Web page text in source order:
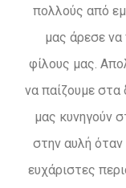
πολλούς από
μας άρεσε να
φίλους μας.
να παίζουμε στα
μας κυνηγούν
στην αυλή όταν
ευχάριστες